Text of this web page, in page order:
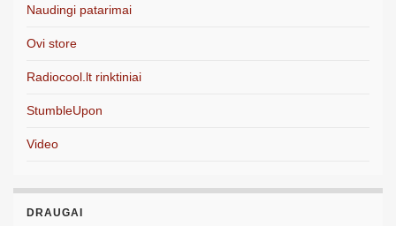
Naudingi patarimai
Ovi store
Radiocool.lt rinktiniai
StumbleUpon
Video
DRAUGAI